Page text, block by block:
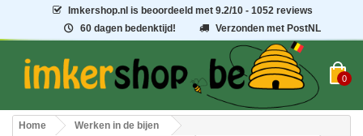
Imkershop.nl is beoordeeld met9.2/10 - 1052 reviews
60 dagen bedenktijd!
Verzonden met PostNL
0
Home
Werken in de bijen